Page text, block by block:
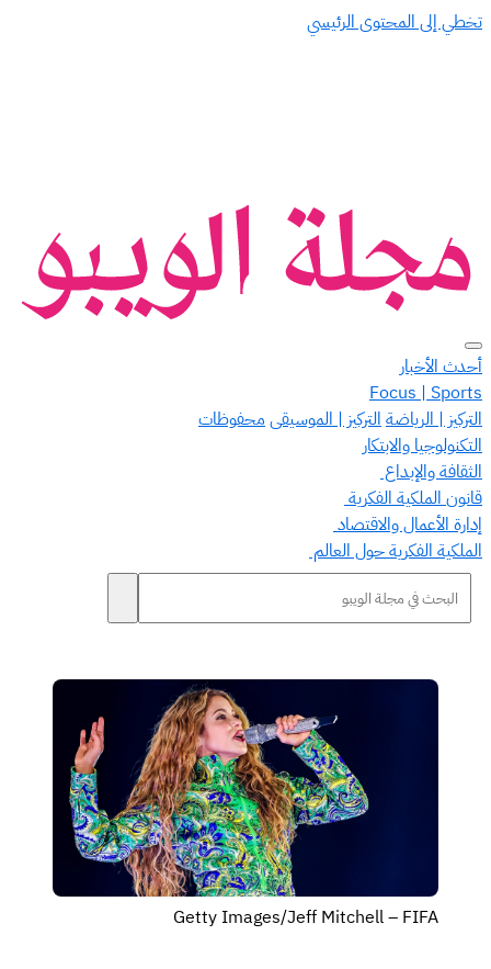
تخطي إلى المحتوى الرئيسي
أحدث الأخبار
Focus | Sports
التركيز | الرياضة التركيز | الموسيقى محفوظات
التكنولوجيا والابتكار
الثقافة والإبداع
قانون الملكية الفكرية
إدارة الأعمال والاقتصاد
الملكية الفكرية حول العالم
Getty Images/Jeff Mitchell – FIFA